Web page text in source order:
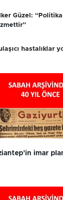
Güzel:
hastalıklar
imar